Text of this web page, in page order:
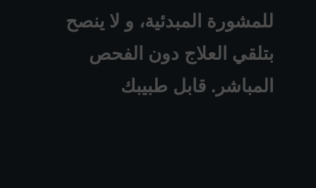
للمشورة المبدئية، و لا ينصح
بتلقي العلاج دون الفحص
المباشر. قابل طبيبك